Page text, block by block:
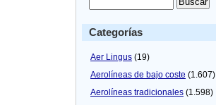
Categorías
Aer Lingus (19)
Aerolíneas de bajo coste (1.607)
Aerolíneas tradicionales (1.598)